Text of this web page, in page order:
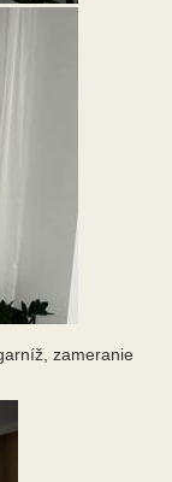
zameranie